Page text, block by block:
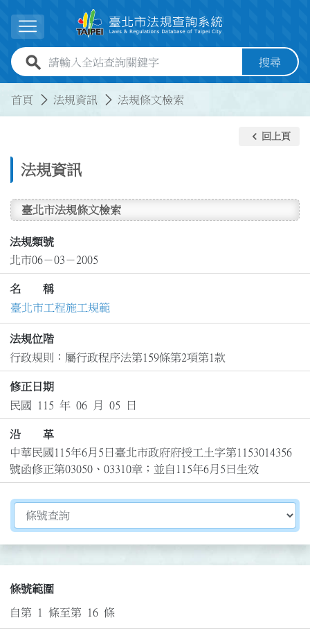
展開選單
全站查詢關鍵字欄位 搜尋
首頁 法規資訊 法規條文檢索
法規資訊
keyboard_arrow_left 回上頁
臺北市法規條文檢索
法規類號
北市06－03－2005
名 稱
臺北市工程施工規範
法規位階
行政規則：屬行政程序法第159條第2項第1款
修正日期
民國 115 年 06 月 05 日
沿 革
中華民國115年6月5日臺北市政府府授工土字第1153014356
號函修正第03050、03310章；並自115年6月5日生效
切換選擇法規資訊內容
條號範圍
自第 1 條至第 16 條